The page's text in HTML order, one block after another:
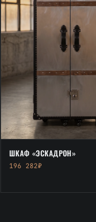
ШКАФ «ЭСКАДРОН»
196 282₽